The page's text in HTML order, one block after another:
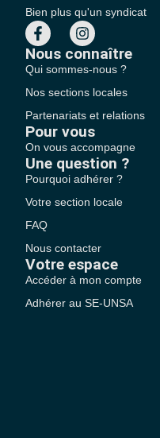
Bien plus qu'un syndicat
Nous connaître
Qui sommes-nous ?
Nos sections locales
Partenariats et relations
Pour vous
On vous accompagne
Une question ?
Pourquoi adhérer ?
Votre section locale
FAQ
Nous contacter
Votre espace
Accéder à mon compte
Adhérer au SE-UNSA